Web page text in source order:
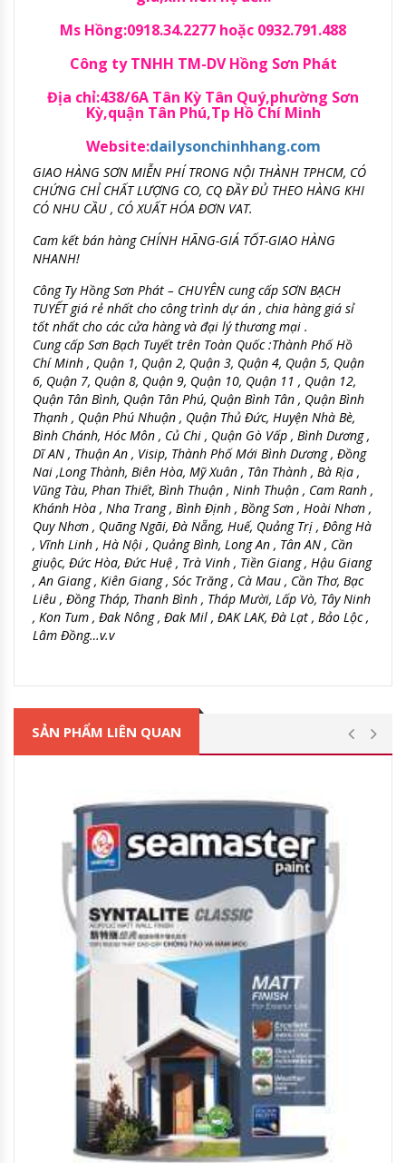
Ms Hồng:0918.34.2277 hoặc 0932.791.488
Công ty TNHH TM-DV Hồng Sơn Phát
Địa chỉ:438/6A Tân Kỳ Tân Quý,phường Sơn
Kỳ,quận Tân Phú,Tp Hồ Chí Minh
Website:dailysonchinhhang.com
GIAO HÀNG SƠN MIỄN PHÍ TRONG NỘI THÀNH TPHCM, CÓ
CHỨNG CHỈ CHẤT LƯỢNG CO, CQ ĐẦY ĐỦ THEO HÀNG KHI
CÓ NHU CẦU , CÓ XUẤT HÓA ĐƠN VAT.
Cam kết bán hàng CHÍNH HÃNG-GIÁ TỐT-GIAO HÀNG
NHANH!
Công Ty Hồng Sơn Phát – CHUYÊN cung cấp SƠN BẠCH
TUYẾT giá rẻ nhất cho công trình dự án , chia hàng giá sỉ
tốt nhất cho các cửa hàng và đại lý thương mại .
Cung cấp Sơn Bạch Tuyết trên Toàn Quốc :Thành Phố Hồ
Chí Minh , Quận 1, Quận 2, Quận 3, Quận 4, Quận 5, Quận
6, Quận 7, Quận 8, Quận 9, Quận 10, Quận 11 , Quận 12,
Quận Tân Bình, Quận Tân Phú, Quận Bình Tân , Quận Bình
Thạnh , Quận Phú Nhuận , Quận Thủ Đức, Huyện Nhà Bè,
Bình Chánh, Hóc Môn , Củ Chi , Quận Gò Vấp , Bình Dương ,
Dĩ AN , Thuận An , Visip, Thành Phố Mới Bình Dương , Đồng
Nai ,Long Thành, Biên Hòa, Mỹ Xuân , Tân Thành , Bà Rịa ,
Vũng Tàu, Phan Thiết, Bình Thuận , Ninh Thuận , Cam Ranh ,
Khánh Hòa , Nha Trang , Bình Định , Bồng Sơn , Hoài Nhơn ,
Quy Nhơn , Quãng Ngãi, Đà Nẵng, Huế, Quảng Trị , Đông Hà
, Vĩnh Linh , Hà Nội , Quảng Bình, Long An , Tân AN , Cần
giuộc, Đức Hòa, Đức Huệ , Trà Vinh , Tiền Giang , Hậu Giang
, An Giang , Kiên Giang , Sóc Trăng , Cà Mau , Cần Thơ, Bạc
Liêu , Đồng Tháp, Thanh Bình , Tháp Mười, Lấp Vò, Tây Ninh
, Kon Tum , Đak Nông , Đak Mil , ĐAK LAK, Đà Lạt , Bảo Lộc ,
Lâm Đồng…v.v
SẢN PHẨM LIÊN QUAN